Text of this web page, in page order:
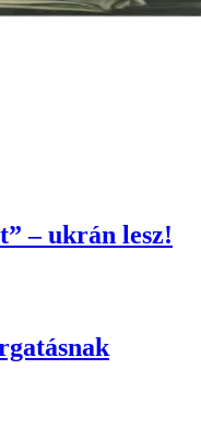
– ukrán lesz!